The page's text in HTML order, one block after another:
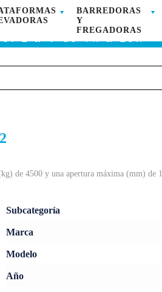
L a V de 7h a 15h
BARREDORAS
Y
FREGADORAS
de 4500 y una apertura máxima (mm) de
Subcategoría
Marca
Modelo
Año